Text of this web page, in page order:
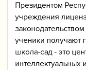
Президентом
учреждения
ученики получают
школа-сад - это
интеллектуальных